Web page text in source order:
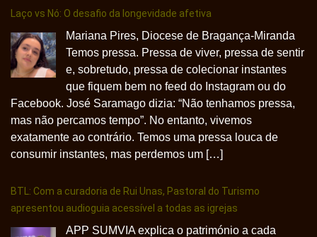
Laço vs Nó: O desafio da longevidade afetiva
Mariana Pires, Diocese de Bragança-Miranda
Temos pressa. Pressa de viver, pressa de sentir
e, sobretudo, pressa de colecionar instantes
que fiquem bem no feed do Instagram ou do
Facebook. José Saramago dizia: “Não tenhamos pressa,
mas não percamos tempo”. No entanto, vivemos
exatamente ao contrário. Temos uma pressa louca de
consumir instantes, mas perdemos um […]
BTL: Com a curadoria de Rui Unas, Pastoral do Turismo
apresentou audioguia acessível a todas as igrejas
APP SUMVIA explica o património a cada